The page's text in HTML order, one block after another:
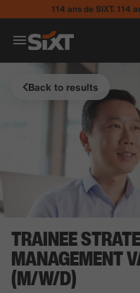
114 ans de SIXT. 114
Back to results
TRAINEE
MANAGEMENT
(M/W/D)